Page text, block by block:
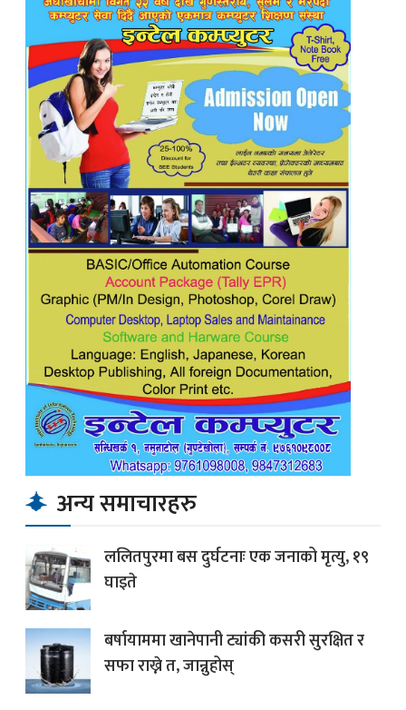
अन्य समाचारहरु
ललितपुरमा बस दुर्घटनाः एक जनाको मृत्यु, १९
घाइते
बर्षायाममा खानेपानी ट्यांकी कसरी सुरक्षित र
सफा राख्ने त, जान्नुहोस्